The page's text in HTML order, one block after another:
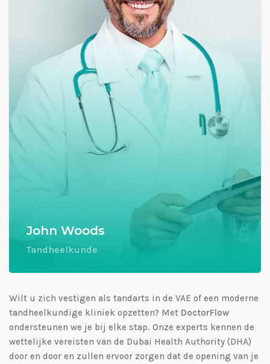
John Woods
Tandheelkunde
Wilt u zich vestigen als tandarts in de VAE of een moderne
tandheelkundige kliniek opzetten? Met DoctorFlow
ondersteunen we je bij elke stap. Onze experts kennen de
wettelijke vereisten van de Dubai Health Authority (DHA)
door en door en zullen ervoor zorgen dat de opening van je